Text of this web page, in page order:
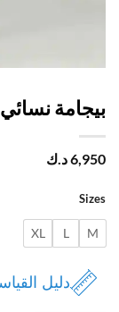
نسائي 1/2 كم
د.ك
L
XL
دليل القياسات